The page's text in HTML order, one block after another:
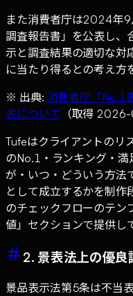
また消費者庁は2024年
調査報告書」を公表し、
示と調査結果の適切な対
に当たり得るとの考え方
※ 出典: 消費者庁「No.1
表について （取得 2026-
Tufeはクライアントのリ
のNo.1・ランキング・
が・いつ・どういう方法
として成立するかを制作
のチェックフローのテン
値」セクションで提供し
2. 景表法上の優
景品表示法第5条は不当